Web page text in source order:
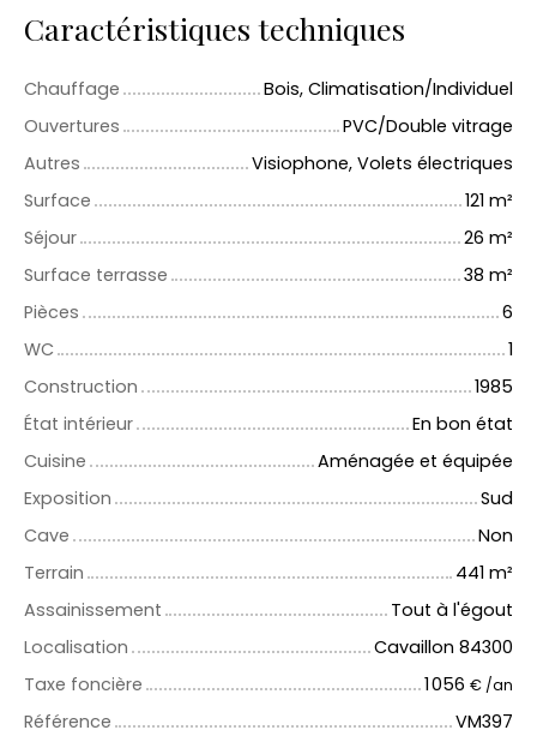
Caractéristiques techniques
Chauffage
Bois, Climatisation/Individuel
Ouvertures
PVC/Double vitrage
Autres
Visiophone, Volets électriques
Surface
121 m²
Séjour
26 m²
Surface terrasse
38 m²
Pièces
6
WC
1
Construction
1985
État intérieur
En bon état
Cuisine
Aménagée et équipée
Exposition
Sud
Cave
Non
Terrain
441 m²
Assainissement
Tout à l'égout
Localisation
Cavaillon 84300
Taxe foncière
1 056 € /an
Référence VM397